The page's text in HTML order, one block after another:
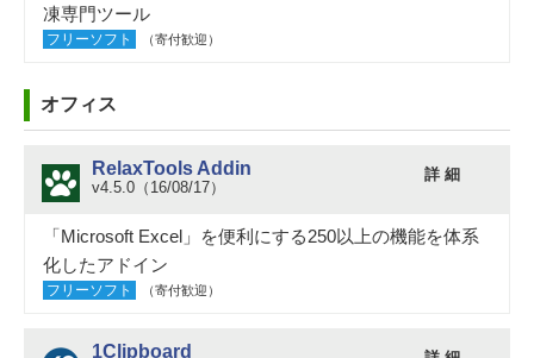
凍専門ツール
フリーソフト （寄付歓迎）
オフィス
RelaxTools Addin
v4.5.0（16/08/17）
詳 細
「Microsoft Excel」を便利にする250以上の機能を体系
化したアドイン
フリーソフト （寄付歓迎）
1Clipboard